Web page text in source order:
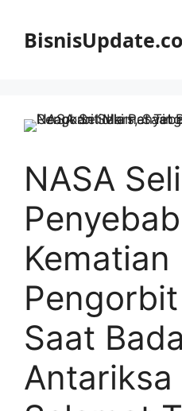
NASA
Penyebab
Kematian
Saat